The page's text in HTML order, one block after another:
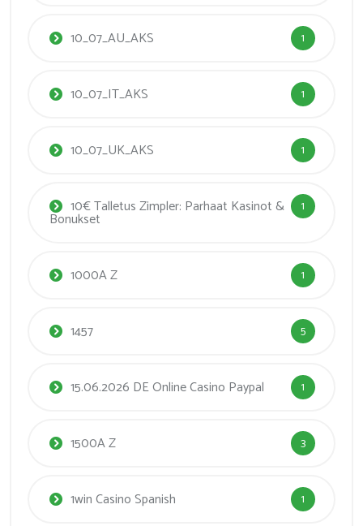
10_07_AU_AKS 1
10_07_IT_AKS 1
10_07_UK_AKS 1
10€ Talletus Zimpler: Parhaat Kasinot &
Bonukset
1
1000A Z 1
1457 5
15.06.2026 DE Online Casino Paypal 1
1500A Z 3
1win Casino Spanish 1